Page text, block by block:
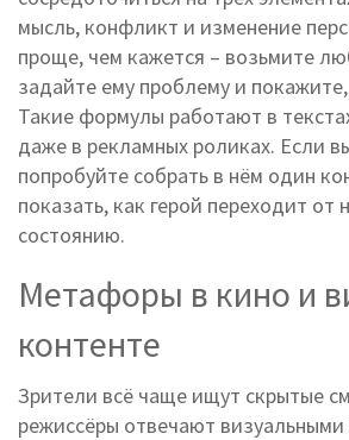
мысль, конфликт и изменение
проще, чем кажется – возьмите
задайте ему проблему и
Такие формулы работают в
даже в рекламных роликах. Если
попробуйте собрать в нём один
показать, как герой переходит от
состоянию.
Метафоры в кино и
контенте
Зрители всё чаще ищут скрытые
режиссёры отвечают